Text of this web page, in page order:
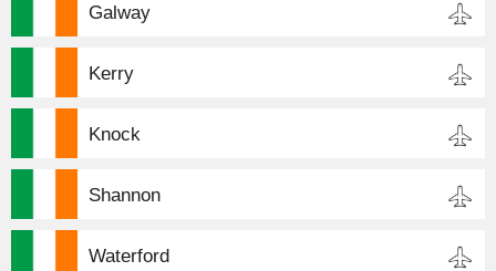
Galway
Kerry
Knock
Shannon
Waterford